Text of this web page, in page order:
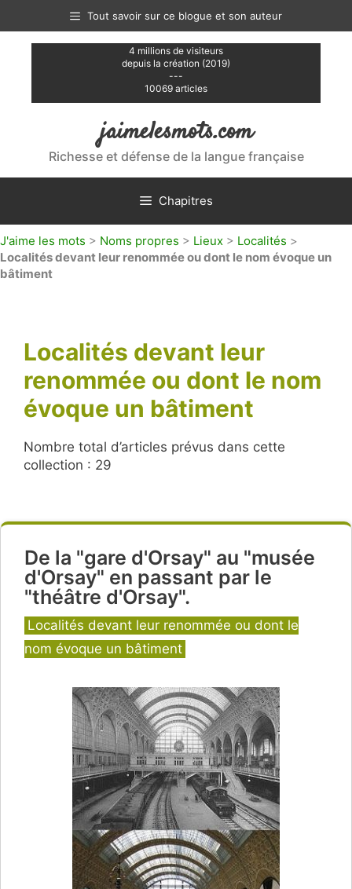
contenu
Tout savoir sur ce blogue et son auteur
4 millions de visiteurs
depuis la création (2019)
---
10069 articles
jaimelesmots.com
Richesse et défense de la langue française
Chapitres
J'aime les mots > Noms propres > Lieux > Localités >
Localités devant leur renommée ou dont le nom évoque un
bâtiment
Localités devant leur
renommée ou dont le nom
évoque un bâtiment
Nombre total d’articles prévus dans cette
collection : 29
De la "gare d'Orsay" au "musée
d'Orsay" en passant par le
"théâtre d'Orsay".
Catégories
Localités devant leur renommée ou dont le
nom évoque un bâtiment